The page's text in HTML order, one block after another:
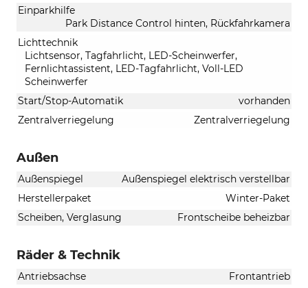
Einparkhilfe
Park Distance Control hinten, Rückfahrkamera
Lichttechnik
Lichtsensor, Tagfahrlicht, LED-Scheinwerfer,
Fernlichtassistent, LED-Tagfahrlicht, Voll-LED
Scheinwerfer
Start/Stop-Automatik
vorhanden
Zentralverriegelung
Zentralverriegelung
Außen
Außenspiegel
Außenspiegel elektrisch verstellbar
Herstellerpaket
Winter-Paket
Scheiben, Verglasung
Frontscheibe beheizbar
Räder & Technik
Antriebsachse
Frontantrieb